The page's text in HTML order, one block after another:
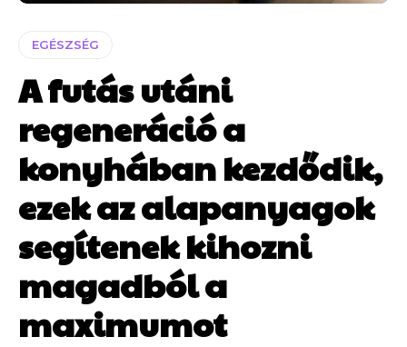
EGÉSZSÉG
A futás utáni
regeneráció a
konyhában kezdődik,
ezek az alapanyagok
segítenek kihozni
magadból a
maximumot